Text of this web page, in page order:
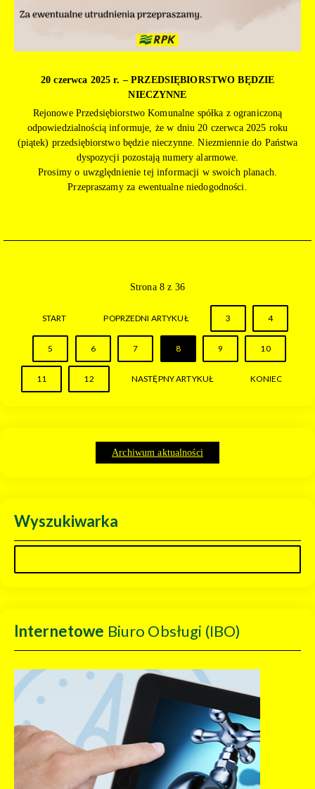
20 czerwca 2025 r. – PRZEDSIĘBIORSTWO BĘDZIE
NIECZYNNE
Rejonowe Przedsiębiorstwo Komunalne spółka z ograniczoną
odpowiedzialnością informuje, że w dniu 20 czerwca 2025 roku
(piątek) przedsiębiorstwo będzie nieczynne. Niezmiennie do Państwa
dyspozycji pozostają numery alarmowe.
Prosimy o uwzględnienie tej informacji w swoich planach.
Przepraszamy za ewentualne niedogodności.
Strona 8 z 36
START POPRZEDNI ARTYKUŁ 3 4
5 6 7 8 9 10
11 12 NASTĘPNY ARTYKUŁ KONIEC
Archiwum aktualności
Wyszukiwarka
Internetowe Biuro Obsługi (IBO)